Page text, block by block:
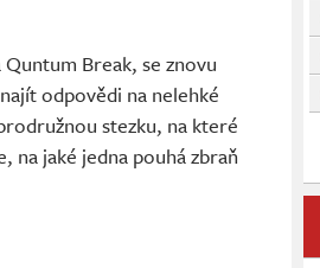
Break, se znovu
odpovědi na nelehké
stezku, na které
na jaké jedna pouhá zbraň